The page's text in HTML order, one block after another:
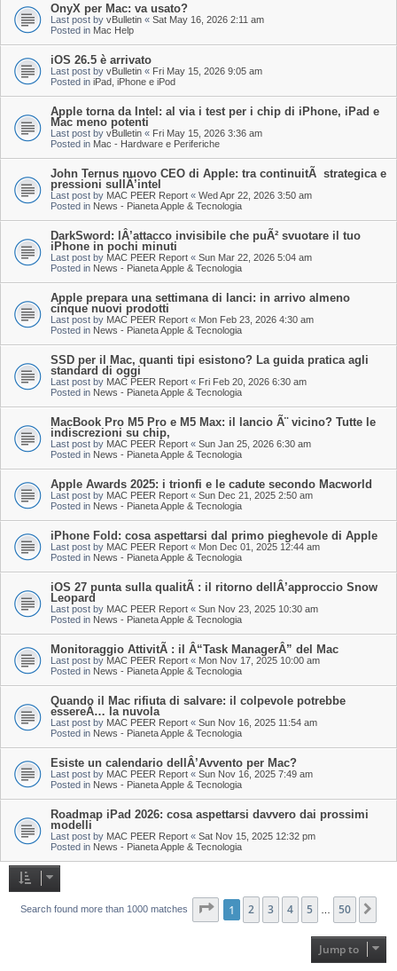
OnyX per Mac: va usato?
Last post by vBulletin « Sat May 16, 2026 2:11 am
Posted in Mac Help
iOS 26.5 è arrivato
Last post by vBulletin « Fri May 15, 2026 9:05 am
Posted in iPad, iPhone e iPod
Apple torna da Intel: al via i test per i chip di iPhone, iPad e
Mac meno potenti
Last post by vBulletin « Fri May 15, 2026 3:36 am
Posted in Mac - Hardware e Periferiche
John Ternus nuovo CEO di Apple: tra continuitÃ strategica e
pressioni sullÂ’intel
Last post by MAC PEER Report « Wed Apr 22, 2026 3:50 am
Posted in News - Pianeta Apple & Tecnologia
DarkSword: lÂ’attacco invisibile che puÃ² svuotare il tuo
iPhone in pochi minuti
Last post by MAC PEER Report « Sun Mar 22, 2026 5:04 am
Posted in News - Pianeta Apple & Tecnologia
Apple prepara una settimana di lanci: in arrivo almeno
cinque nuovi prodotti
Last post by MAC PEER Report « Mon Feb 23, 2026 4:30 am
Posted in News - Pianeta Apple & Tecnologia
SSD per il Mac, quanti tipi esistono? La guida pratica agli
standard di oggi
Last post by MAC PEER Report « Fri Feb 20, 2026 6:30 am
Posted in News - Pianeta Apple & Tecnologia
MacBook Pro M5 Pro e M5 Max: il lancio Ã¨ vicino? Tutte le
indiscrezioni su chip,
Last post by MAC PEER Report « Sun Jan 25, 2026 6:30 am
Posted in News - Pianeta Apple & Tecnologia
Apple Awards 2025: i trionfi e le cadute secondo Macworld
Last post by MAC PEER Report « Sun Dec 21, 2025 2:50 am
Posted in News - Pianeta Apple & Tecnologia
iPhone Fold: cosa aspettarsi dal primo pieghevole di Apple
Last post by MAC PEER Report « Mon Dec 01, 2025 12:44 am
Posted in News - Pianeta Apple & Tecnologia
iOS 27 punta sulla qualitÃ : il ritorno dellÂ’approccio Snow
Leopard
Last post by MAC PEER Report « Sun Nov 23, 2025 10:30 am
Posted in News - Pianeta Apple & Tecnologia
Monitoraggio AttivitÃ : il Â“Task ManagerÂ” del Mac
Last post by MAC PEER Report « Mon Nov 17, 2025 10:00 am
Posted in News - Pianeta Apple & Tecnologia
Quando il Mac rifiuta di salvare: il colpevole potrebbe
essereÂ… la nuvola
Last post by MAC PEER Report « Sun Nov 16, 2025 11:54 am
Posted in News - Pianeta Apple & Tecnologia
Esiste un calendario dellÂ’Avvento per Mac?
Last post by MAC PEER Report « Sun Nov 16, 2025 7:49 am
Posted in News - Pianeta Apple & Tecnologia
Roadmap iPad 2026: cosa aspettarsi davvero dai prossimi
modelli
Last post by MAC PEER Report « Sat Nov 15, 2025 12:32 pm
Posted in News - Pianeta Apple & Tecnologia
Search found more than 1000 matches Page of 50
1 2 3 4 5 50
Jump to